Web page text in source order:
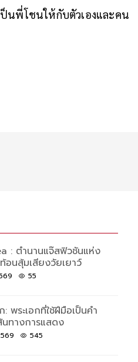
ป็นพี่โชนให้กับตัวเองและคน
: ตำนานแจ๊สฟิวชันแห่ง
อนสุ้มเสียงวัยเยาว์
55
พระเอกที่ใช้ฝีมือเป็นคำ
ทางการแสดง
545